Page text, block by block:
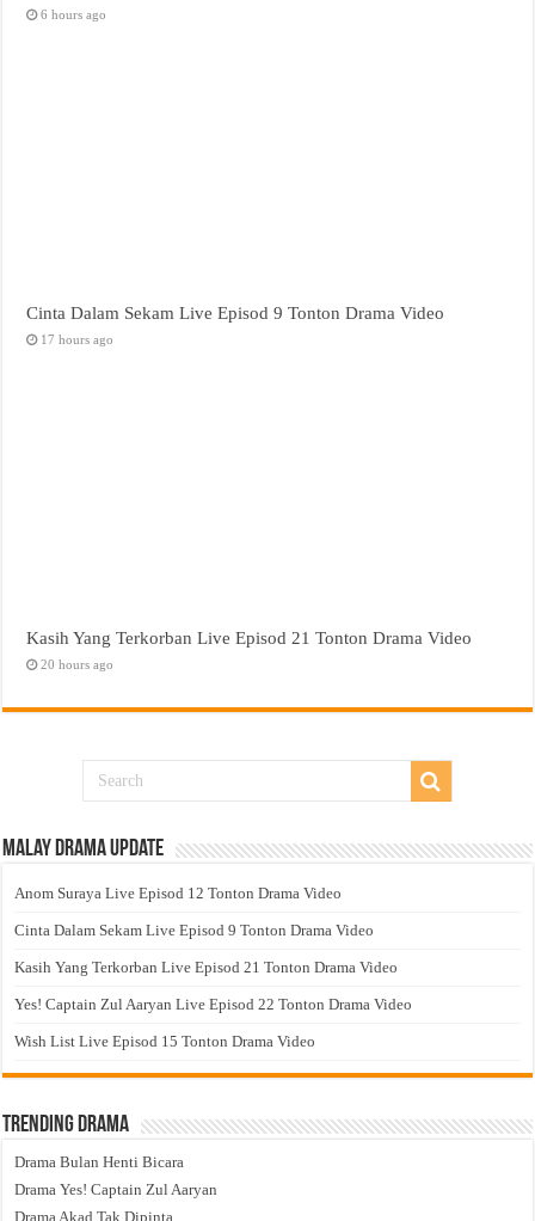
6 hours ago
Cinta Dalam Sekam Live Episod 9 Tonton Drama Video
17 hours ago
Kasih Yang Terkorban Live Episod 21 Tonton Drama Video
20 hours ago
Malay Drama Update
Anom Suraya Live Episod 12 Tonton Drama Video
Cinta Dalam Sekam Live Episod 9 Tonton Drama Video
Kasih Yang Terkorban Live Episod 21 Tonton Drama Video
Yes! Captain Zul Aaryan Live Episod 22 Tonton Drama Video
Wish List Live Episod 15 Tonton Drama Video
Trending Drama
Drama Bulan Henti Bicara
Drama Yes! Captain Zul Aaryan
Drama Akad Tak Dipinta